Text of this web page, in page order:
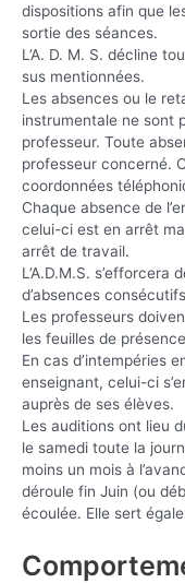
dispositions afin que
sortie des séances.
L’A. D. M. S. décline
sus mentionnées.
Les absences ou le
instrumentale ne sont
professeur. Toute
professeur concerné.
coordonnées
Chaque absence de
celui-ci est en arrêt
arrêt de travail.
L’A.D.M.S.
d’absences
Les professeurs
les feuilles de
En cas d’intempéries
enseignant, celui-ci
auprès de ses élèves.
Les auditions ont lieu
le samedi toute la
moins un mois à
déroule fin Juin (ou
écoulée. Elle sert